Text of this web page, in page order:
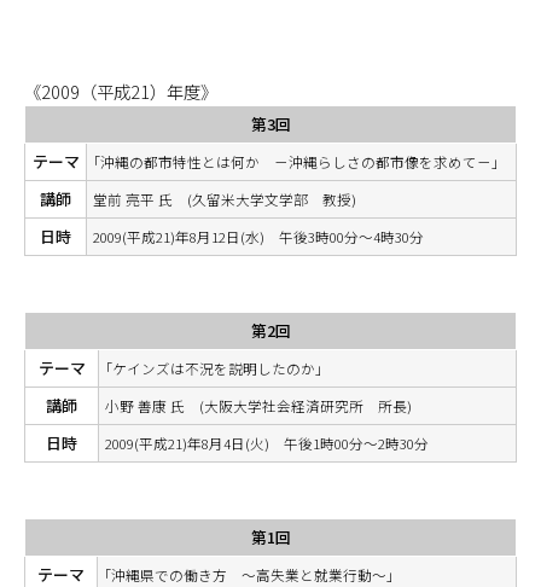
《2009（平成21）年度》
第3回
テーマ
｢沖縄の都市特性とは何か －沖縄らしさの都市像を求めて－｣
講師 堂前 亮平 氏 (久留米大学文学部 教授)
日時 2009(平成21)年8月12日(水) 午後3時00分～4時30分
第2回
テーマ
｢ケインズは不況を説明したのか｣
講師 小野 善康 氏 (大阪大学社会経済研究所 所長)
日時 2009(平成21)年8月4日(火) 午後1時00分～2時30分
第1回
テーマ
｢沖縄県での働き方 ～高失業と就業行動～｣